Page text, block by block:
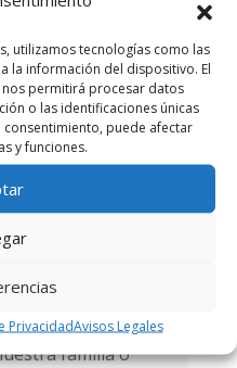
utilizamos tecnologías como las
la información del dispositivo. El
permitirá procesar datos
o las identificaciones únicas
puede afectar
y funciones.
PrivacidadAvisos Legales
Juegos,
son una simple
y divertirnos
familia o